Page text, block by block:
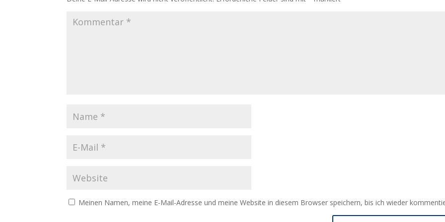
Meinen Namen, meine E-Mail-Adresse und meine Website in diesem Browser speichern, bis ich wieder